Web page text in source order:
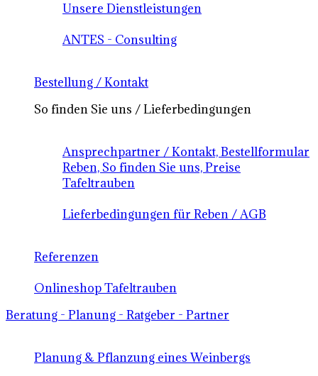
Unsere Dienstleistungen
ANTES - Consulting
Bestellung / Kontakt
So finden Sie uns / Lieferbedingungen
Ansprechpartner / Kontakt, Bestellformular
Reben, So finden Sie uns, Preise
Tafeltrauben
Lieferbedingungen für Reben / AGB
Referenzen
Onlineshop Tafeltrauben
Beratung - Planung - Ratgeber - Partner
Planung & Pflanzung eines Weinbergs